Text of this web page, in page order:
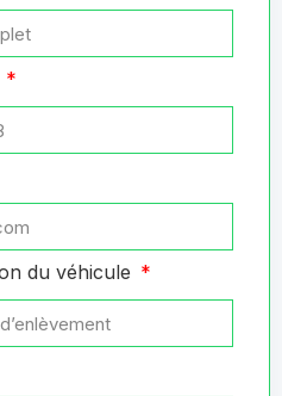
du véhicule